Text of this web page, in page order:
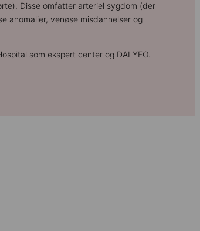
Disse omfatter arteriel sygdom (der
anomalier, venøse misdannelser og
som ekspert center og DALYFO.